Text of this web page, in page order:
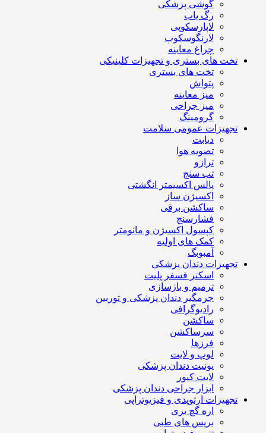
گوشی پزشکی
رگ یاب
لاپارسکوپی
لارنگوسکوپ
چراغ معاینه
تخت های بستری و تجهیزات کلینیکی
تخت های بستری
پتواش
میز معاینه
میز جراحی
گرومینگ
تجهیزات عمومی سلامت
دیابت
تصویه هوا
ترازو
تب سنج
پالس اکسیمتر انگشتی
اکسیژن ساز
ساکشن برقی
فشارسنج
کپسول اکسیژن و مانومتر
کمک های اولیه
آمبوبگ
تجهیزات دندان پزشکی
اسکنر فسفر پلیت
ترمیم و بازسازی
جرمگیر دندان پزشکی و توربین
رادیوگرافی
ساکشن
سرساکشن
فرزها
لوپ و لایت
یونیت دندان پزشکی
لایت کیور
ابزار جراحی دندان پزشکی
تجهیزات ارتوپدی و فیزیوتراپی
اره گچ بری
بریس های طبی